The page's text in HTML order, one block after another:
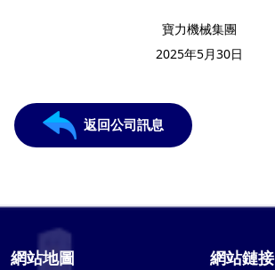
寶力機械集團
2025年5月30日
返回公司訊息
網站地圖 網站鏈接